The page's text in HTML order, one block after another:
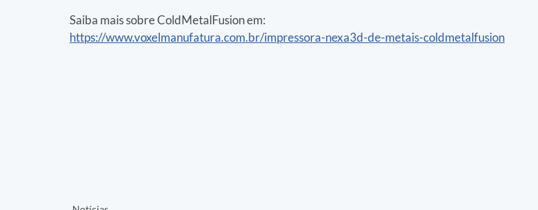
Saiba mais sobre ColdMetalFusion em:
https://www.voxelmanufatura.com.br/impressora-nexa3d-de-metais-coldmetalfusion